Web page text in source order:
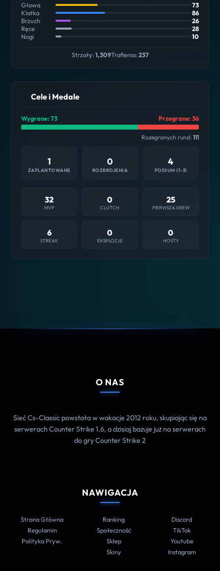
Głowa
73
Klatka
86
Brzuch
26
Ręce
28
Nogi
10
Strzały:1,309Trafienia:237
Cele i Medale
Wygrane: 73 Przegrane: 36
Rozegranych rund: 111
1
ZAPLANTOWANE
0
ROZBROJENIA
4
PODIUM (1-3)
32
MVP
0
CLUTCH
25
PIERWSZA KREW
6
STREAK
0
EKSPLOZJE
0
HOSTY
O NAS
Sieć Cs-Classic powstała w wakacje 2012 roku, skupiając się na
serwerach Counter Strike 1.6, a dzisiaj bazuje już na serwerach
do gry Counter Strike 2
NAWIGACJA
Strona Główna
Regulamin
Polityka Pryw.
Ranking
Społeczność
Sklep
Skiny
Discord
TikTok
Youtube
Instagram